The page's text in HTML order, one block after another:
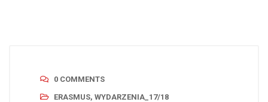
0 COMMENTS
ERASMUS, WYDARZENIA_17/18